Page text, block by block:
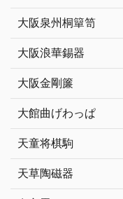
大阪泉州桐簞笥
大阪浪華錫器
大阪金剛簾
大館曲げわっぱ
天童将棋駒
天草陶磁器